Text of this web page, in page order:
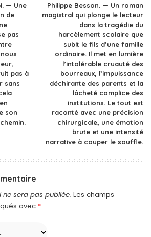
— Une
de
pas
pas à
sans
son
Philippe Besson. — Un roman
magistral qui plonge le lecteur
dans la tragédie du
harcèlement scolaire que
subit le fils d’une famille
ordinaire. Il met en lumière
l’intolérable cruauté des
bourreaux, l’impuissance
déchirante des parents et la
lâcheté complice des
institutions. Le tout est
raconté avec une précision
chirurgicale, une émotion
brute et une intensité
narrative à couper le souffle.
sera pas publiée. Les champs
avec *